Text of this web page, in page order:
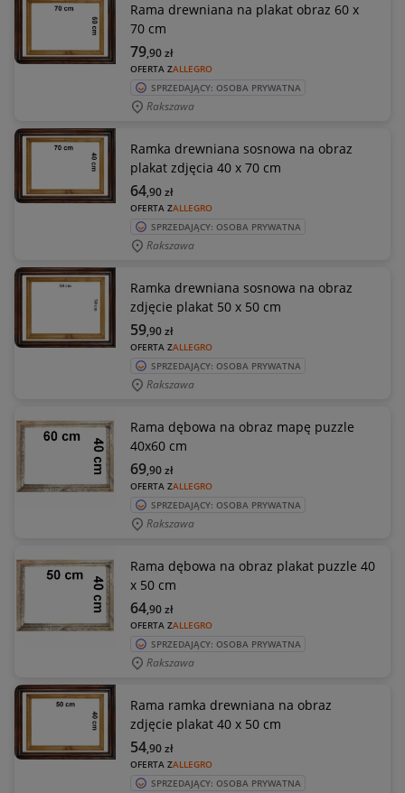
Rama drewniana na plakat obraz 60 x
70 cm
OFERTA ZALLEGRO
79,90zł
SPRZEDAJĄCY: OSOBA PRYWATNA
Rakszawa
Ramka drewniana sosnowa na obraz
plakat zdjęcia 40 x 70 cm
OFERTA ZALLEGRO
64,90zł
SPRZEDAJĄCY: OSOBA PRYWATNA
Rakszawa
Ramka drewniana sosnowa na obraz
zdjęcie plakat 50 x 50 cm
OFERTA ZALLEGRO
59,90zł
SPRZEDAJĄCY: OSOBA PRYWATNA
Rakszawa
Rama dębowa na obraz mapę puzzle
40x60 cm
OFERTA ZALLEGRO
69,90zł
SPRZEDAJĄCY: OSOBA PRYWATNA
Rakszawa
Rama dębowa na obraz plakat puzzle 40
x 50 cm
OFERTA ZALLEGRO
64,90zł
SPRZEDAJĄCY: OSOBA PRYWATNA
Rakszawa
Rama ramka drewniana na obraz
zdjęcie plakat 40 x 50 cm
OFERTA ZALLEGRO
54,90zł
SPRZEDAJĄCY: OSOBA PRYWATNA